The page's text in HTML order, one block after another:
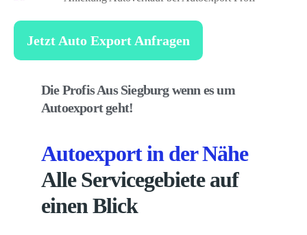
Jetzt Auto Export Anfragen
Die Profis Aus Siegburg wenn es um
Autoexport geht!
Autoexport in der Nähe
Alle Servicegebiete auf
einen Blick